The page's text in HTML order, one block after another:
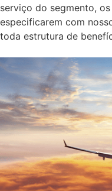
serviço do segmento,
especificarem com
toda estrutura de